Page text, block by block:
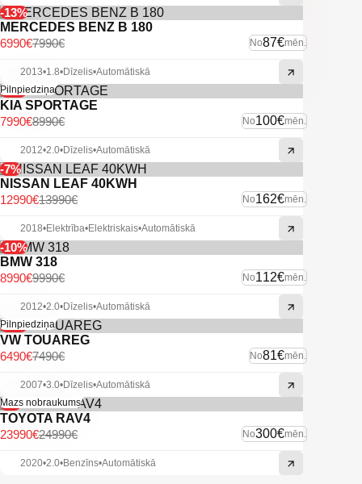
-13%
MERCEDES BENZ B 180
No87€mēn.
7990€
6990€
2013•1.8•Dīzelis•Automātiskā
-11%
Pilnpiedziņa
KIA SPORTAGE
No100€mēn.
8990€
7990€
2012•2.0•Dīzelis•Automātiskā
-7%
NISSAN LEAF 40KWH
No162€mēn.
13990€
12990€
2018•Elektrība•Elektriskais•Automātiskā
-10%
BMW 318
No112€mēn.
9990€
8990€
2012•2.0•Dīzelis•Automātiskā
-13%
Pilnpiedziņa
VW TOUAREG
No81€mēn.
7490€
6490€
2007•3.0•Dīzelis•Automātiskā
-4%
Mazs nobraukums
TOYOTA RAV4
No300€mēn.
24990€
23990€
2020•2.0•Benzīns•Automātiskā